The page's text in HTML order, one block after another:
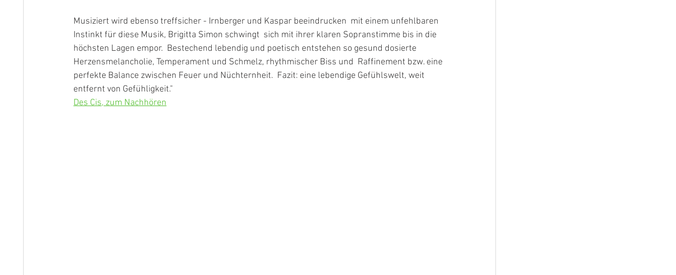
Musiziert wird ebenso treffsicher - Irnberger und Kaspar beeindrucken  mit einem unfehlbaren
Instinkt für diese Musik, Brigitta Simon schwingt  sich mit ihrer klaren Sopranstimme bis in die
höchsten Lagen empor.  Bestechend lebendig und poetisch entstehen so gesund dosierte
Herzensmelancholie, Temperament und Schmelz, rhythmischer Biss und  Raffinement bzw. eine
perfekte Balance zwischen Feuer und Nüchternheit.  Fazit: eine lebendige Gefühlswelt, weit
entfernt von Gefühligkeit."
Des Cis, zum Nachhören